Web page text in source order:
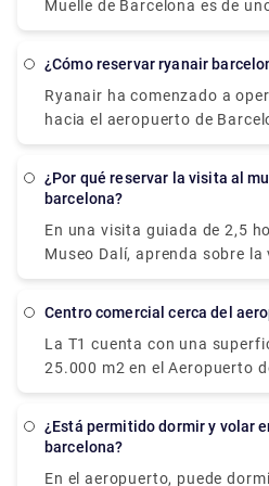
excelentes horas
libre. Para una experiencia
combine una visita a uno o
mencionados a continuación.
Muelle de Barcelona es de
una transferencia, esto
recomiendan este como el
para ir y venir del aeropuerto
reservar un traslado para un
¡visite Rydeu hoy!
¿Cómo reservar ryanair
Ryanair ha comenzado a
hacia el aeropuerto de
Llobregat, el principal
Barcelona.
¿Por qué reservar la visita al museo salvador dalí desde
barcelona?
En una visita guiada de 2,5
Museo Dalí, aprenda sobre la
surrealista más famoso de
significado de sus pinturas
museo en la ciudad natal del
puede maravillarse con ellas.
de arte que se exhiben en el
ha honrado el trabajo de Dal
en 1974. El museo, que se
ruinas del antiguo Teatro
centro comercial cerca del
La T1 cuenta con una
25.000 m2 en el Aeropuerto
libres de impuestos, grandes
tiendas de moda y accesorios
¿Está permitido dormir y volar en el aeropuerto de
barcelona?
En el aeropuerto, puede